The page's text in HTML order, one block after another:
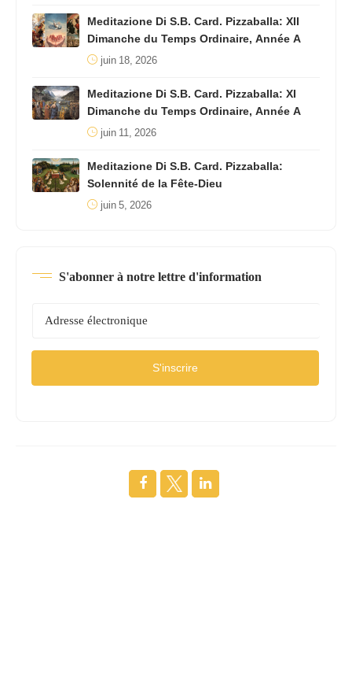
Meditazione Di S.B. Card. Pizzaballa: XII
Dimanche du Temps Ordinaire, Année A
juin 18, 2026
Meditazione Di S.B. Card. Pizzaballa: XI
Dimanche du Temps Ordinaire, Année A
juin 11, 2026
Meditazione Di S.B. Card. Pizzaballa:
Solennité de la Fête-Dieu
juin 5, 2026
S'abonner à notre lettre d'information
S'inscrire